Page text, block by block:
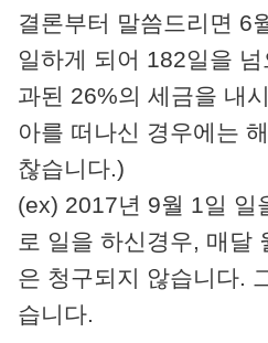
결론부터 말씀드리면 6
일하게 되어 182일을
과된 26%의 세금을 내
아를 떠나신 경우에는
찮습니다.)
(ex) 2017년 9월 1일 일
로 일을 하신경우, 매달
은 청구되지 않습니다.
습니다.